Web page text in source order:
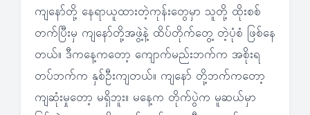
ကျနော်တို့ နေရာယူထားတဲ့ကုန်းတွေမှာ သူတို့ ထိုးစစ်
တက်ပြီးမှ ကျနော်တို့အဖွဲ့နဲ့ ထိပ်တိုက်တွေ့ တဲ့ပုံစံ ဖြစ်နေ
တယ်။ ဒီကနေ့ကတော့ ကျောက်မည်းဘက်က အစိုးရ
တပ်ဘက်က နှစ်ဦးကျတယ်။ ကျနော် တို့ဘက်ကတော့
ကျဆုံးမှုတော့ မရှိဘူး။ မနေ့က တိုက်ပွဲက မူဆယ်မှာ